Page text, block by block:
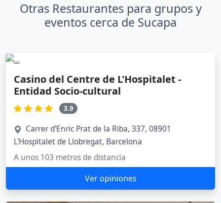
Otras Restaurantes para grupos y
eventos cerca de Sucapa
Casino del Centre de L'Hospitalet -
Entidad Socio-cultural
3.9
Carrer d'Enric Prat de la Riba, 337, 08901
L'Hospitalet de Llobregat, Barcelona
A unos 103 metros de distancia
Ver opiniones